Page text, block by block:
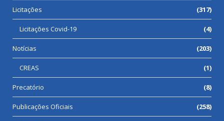
Licitações (317)
Licitações Covid-19 (4)
Notícias (203)
CREAS (1)
Precatório (8)
Publicações Oficiais (258)